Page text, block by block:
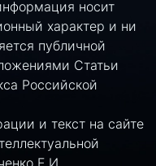
носит
характер и ни
публичной
Статьи
Российской
и текст на сайте